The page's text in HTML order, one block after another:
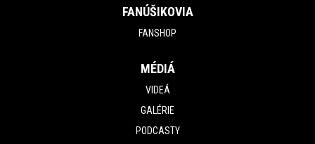
FANÚŠIKOVIA
FANSHOP
MÉDIÁ
VIDEÁ
GALÉRIE
PODCASTY